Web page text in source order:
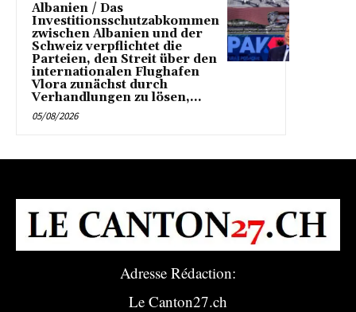
Albanien / Das
Investitionsschutzabkommen
zwischen Albanien und der
Schweiz verpflichtet die
Parteien, den Streit über den
internationalen Flughafen
Vlora zunächst durch
Verhandlungen zu lösen,...
05/08/2026
Adresse Rédaction:
Le Canton27.ch